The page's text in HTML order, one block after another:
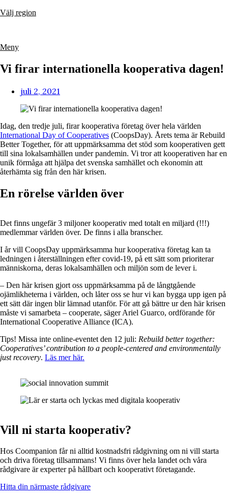
Hoppa
Välj region
Meny
Vi firar internationella kooperativa dagen!
juli 2, 2021
Idag, den tredje juli, firar kooperativa företag över hela världen
International Day of Cooperatives (CoopsDay). Årets tema är Rebuild
Better Together, för att uppmärksamma det stöd som kooperativen gett
till sina lokalsamhällen under pandemin. Vi tror att kooperativen har en
unik förmåga att hjälpa det svenska samhället och ekonomin att
återhämta sig från den här krisen.
En rörelse världen över
Det finns ungefär 3 miljoner kooperativ med totalt en miljard (!!!)
medlemmar världen över. De finns i alla branscher.
I år vill CoopsDay uppmärksamma hur kooperativa företag kan ta
ledningen i återställningen efter covid-19, på ett sätt som prioriterar
människorna, deras lokalsamhällen och miljön som de lever i.
– Den här krisen gjort oss uppmärksamma på de långtgående
ojämlikheterna i världen, och låter oss se hur vi kan bygga upp igen på
ett sätt där ingen blir lämnad utanför. För att gå bättre ur den här krisen
måste vi samarbeta – cooperate, säger Ariel Guarco, ordförande för
International Cooperative Alliance (ICA).
Tips! Missa inte online-eventet den 12 juli: Rebuild better together:
Cooperatives’ contribution to a people-centered and environmentally
just recovery. Läs mer här.
Vill ni starta kooperativ?
Hos Coompanion får ni alltid kostnadsfri rådgivning om ni vill starta
och driva företag tillsammans! Vi finns över hela landet och våra
rådgivare är experter på hållbart och kooperativt företagande.
Hitta din närmaste rådgivare